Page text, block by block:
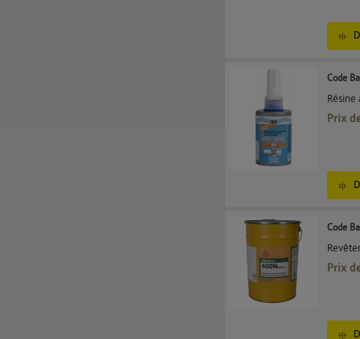
Code
Prix
Code
Prix